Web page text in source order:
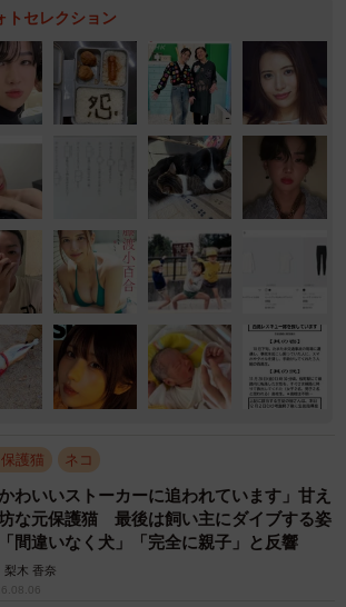
トセレクション
護猫 ネコ
かわいいストーカーに追われています」甘え
な元保護猫 最後は飼い主にダイブする姿
間違いなく犬」「完全に親子」と反響
梨木 香奈